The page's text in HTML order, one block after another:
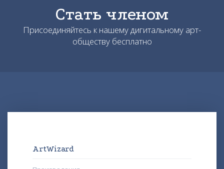
Стать членом
Присоединяйтесь к нашему дигитальному арт-
обществу бесплатно
ArtWizard